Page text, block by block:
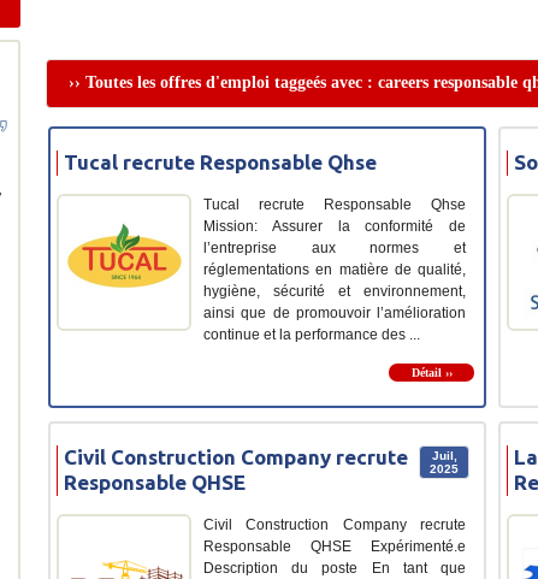
›› Toutes les offres d'emploi taggeés avec : careers responsable
Tucal recrute Responsable Qhse
Tucal recrute Responsable Qhse
Mission: Assurer la conformité de
l’entreprise aux normes et
réglementations en matière de qualité,
hygiène, sécurité et environnement,
ainsi que de promouvoir l’amélioration
continue et la performance des ...
Détail ››
Juil,
2025
Civil Construction Company recrute
Responsable QHSE
Civil Construction Company recrute
Responsable QHSE Expérimenté.e
Description du poste En tant que